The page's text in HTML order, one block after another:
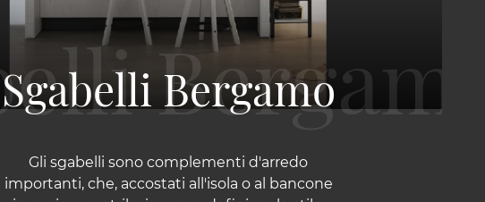
Sgabelli Bergamo
Gli sgabelli sono complementi d'arredo
importanti, che, accostati all'isola o al bancone